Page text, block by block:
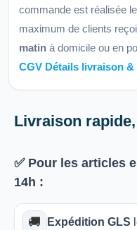
commande est réalisée
maximum de clients
matin à domicile ou en
CGV Détails livraison
Livraison
✅ Pour les articles
14h :
🚚 Expédition GLS